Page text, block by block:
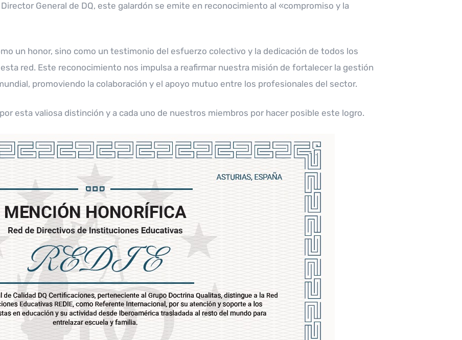
General de DQ, este galardón se emite en reconocimiento al «compromiso y la
un honor, sino como un testimonio del esfuerzo colectivo y la dedicación de todos los
red. Este reconocimiento nos impulsa a reafirmar nuestra misión de fortalecer la gestión
promoviendo la colaboración y el apoyo mutuo entre los profesionales del sector.
esta valiosa distinción y a cada uno de nuestros miembros por hacer posible este logro.